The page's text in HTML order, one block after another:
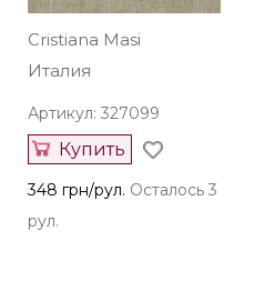
Cristiana Masi
Италия
Артикул: 327099
Купить
348 грн/рул. Осталось 3
рул.